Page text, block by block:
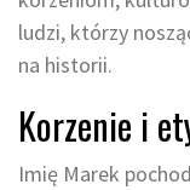
ludzi, którzy
na historii.
Korzenie i
Imię Marek